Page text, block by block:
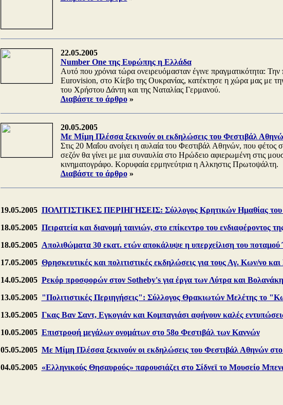
22.05.2005
Number One της Ευρώπης η Ελλάδα
Αυτό που χρόνια τώρα ονειρευόμασταν έγινε πραγματικότητα:
Eurovision, στο Κίεβο της Ουκρανίας, κατέκτησε η χώρα μας με
του Χρήστου Δάντη και της Ναταλίας Γερμανού.
Διαβάστε το άρθρο»
20.05.2005
Με Μίμη Πλέσσα ξεκινούν οι εκδηλώσεις του Φεστιβάλ
Στις 20 Μαΐου ανοίγει η αυλαία του Φεστιβάλ Αθηνών, που
σεζόν θα γίνει με μια συναυλία στο Ηρώδειο αφιερωμένη στις
κινηματογράφο. Κορυφαία ερμηνεύτρια η Αλκηστις Πρωτοψάλτη.
Διαβάστε το άρθρο»
19.05.2005 ΠΟΛΙΤΙΣΤΙΚΕΣ ΠΕΡΙΗΓΗΣΕΙΣ: Σύλλογος Κρητικών Ημαθίας του
18.05.2005 Πειρατεία και διανομή ταινιών, στο επίκεντρο του ενδιαφέροντος
18.05.2005 Απολιθώματα 30 εκατ. ετών αποκάλυψε η υπερχείλιση του
17.05.2005 Θρησκευτικές και πολιτιστικές εκδηλώσεις για τους Αγ. Κων/νο
14.05.2005 Ρεκόρ προσφορών στον Sotheby's για έργα των Λύτρα και Βολανάκη
13.05.2005 "Πολιτιστικές Περιηγήσεις": Σύλλογος Θρακιωτών Μελέτης το
13.05.2005 Γκας Βαν Σαντ, Εγκογιάν και Κομπαγιάσι αφήνουν καλές
10.05.2005 Επιστροφή μεγάλων ονομάτων στο 58ο Φεστιβάλ των Καννών
05.05.2005 Με Μίμη Πλέσσα ξεκινούν οι εκδηλώσεις του Φεστιβάλ Αθηνών
04.05.2005 «Ελληνικούς Θησαυρούς» παρουσιάζει στο Σίδνεϊ το Μουσείο